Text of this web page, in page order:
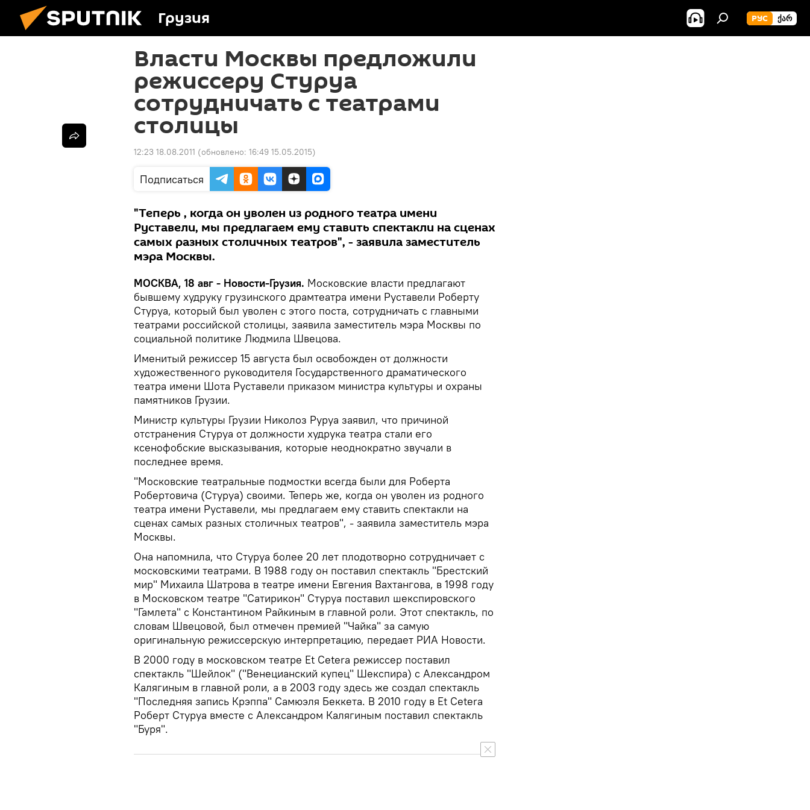
Грузия РУС ᲥᲐᲠ
Власти Москвы предложили
режиссеру Стуруа
сотрудничать с театрами
столицы
12:23 18.08.2011 (обновлено: 16:49 15.05.2015)
Подписаться
"Теперь , когда он уволен из родного театра имени
Руставели, мы предлагаем ему ставить спектакли на сценах
самых разных столичных театров", - заявила заместитель
мэра Москвы.
МОСКВА, 18 авг - Новости-Грузия. Московские власти предлагают
бывшему худруку грузинского драмтеатра имени Руставели Роберту
Стуруа, который был уволен с этого поста, сотрудничать с главными
театрами российской столицы, заявила заместитель мэра Москвы по
социальной политике Людмила Швецова.
Именитый режиссер 15 августа был освобожден от должности
художественного руководителя Государственного драматического
театра имени Шота Руставели приказом министра культуры и охраны
памятников Грузии.
Министр культуры Грузии Николоз Руруа заявил, что причиной
отстранения Стуруа от должности худрука театра стали его
ксенофобские высказывания, которые неоднократно звучали в
последнее время.
"Московские театральные подмостки всегда были для Роберта
Робертовича (Стуруа) своими. Теперь же, когда он уволен из родного
театра имени Руставели, мы предлагаем ему ставить спектакли на
сценах самых разных столичных театров", - заявила заместитель мэра
Москвы.
Она напомнила, что Стуруа более 20 лет плодотворно сотрудничает с
московскими театрами. В 1988 году он поставил спектакль "Брестский
мир" Михаила Шатрова в театре имени Евгения Вахтангова, в 1998 году
в Московском театре "Сатирикон" Стуруа поставил шекспировского
"Гамлета" с Константином Райкиным в главной роли. Этот спектакль, по
словам Швецовой, был отмечен премией "Чайка" за самую
оригинальную режиссерскую интерпретацию, передает РИА Новости.
В 2000 году в московском театре Et Cetera режиссер поставил
спектакль "Шейлок" ("Венецианский купец" Шекспира) с Александром
Калягиным в главной роли, а в 2003 году здесь же создал спектакль
"Последняя запись Крэппа" Самюэля Беккета. В 2010 году в Et Cetera
Роберт Стуруа вместе с Александром Калягиным поставил спектакль
"Буря".